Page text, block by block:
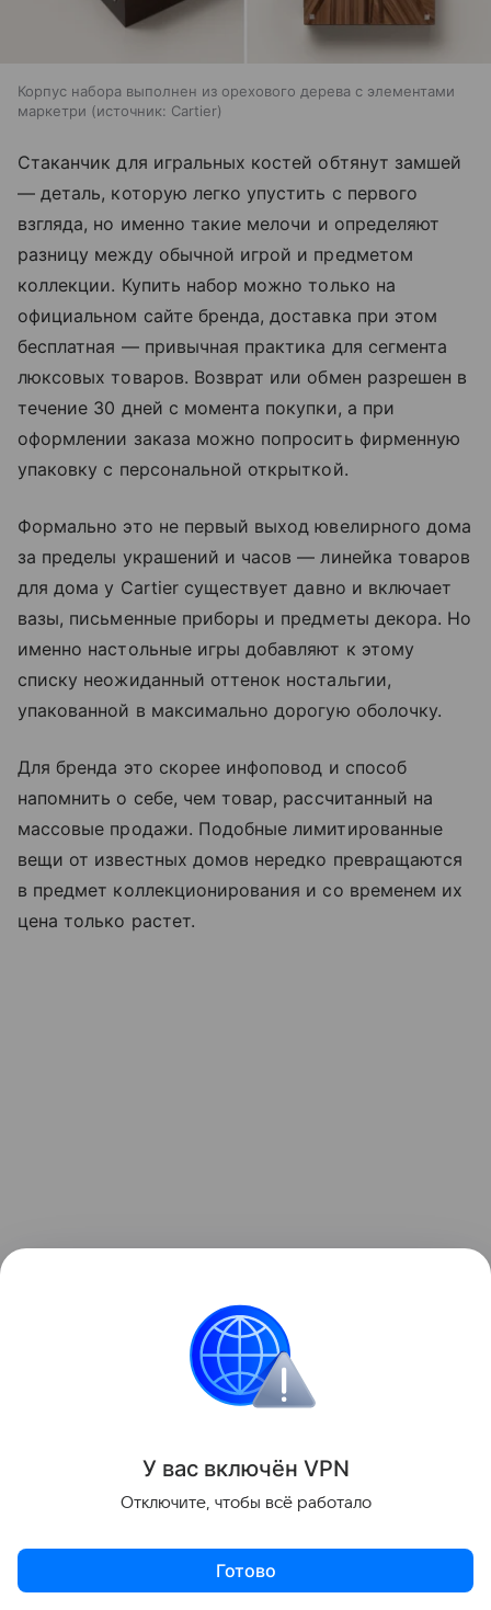
Корпус набора выполнен из орехового дерева с элементами
маркетри
источник: Cartier
Стаканчик для игральных костей обтянут замшей
— деталь, которую легко упустить с первого
взгляда, но именно такие мелочи и определяют
разницу между обычной игрой и предметом
коллекции. Купить набор можно только на
официальном сайте бренда, доставка при этом
бесплатная — привычная практика для сегмента
люксовых товаров. Возврат или обмен разрешен в
течение 30 дней с момента покупки, а при
оформлении заказа можно попросить фирменную
упаковку с персональной открыткой.
Формально это не первый выход ювелирного дома
за пределы украшений и часов — линейка товаров
для дома у Cartier существует давно и включает
вазы, письменные приборы и предметы декора. Но
именно настольные игры добавляют к этому
списку неожиданный оттенок ностальгии,
упакованной в максимально дорогую оболочку.
Для бренда это скорее инфоповод и способ
напомнить о себе, чем товар, рассчитанный на
массовые продажи. Подобные лимитированные
вещи от известных домов нередко превращаются
в предмет коллекционирования и со временем их
цена только растет.
Также недавно писали, что Keychron создала
Поделиться
У вас включён VPN
Отключите, чтобы всё работало
Готово